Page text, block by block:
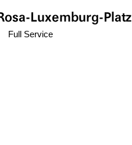
Luxemburg-Platz
Full Service